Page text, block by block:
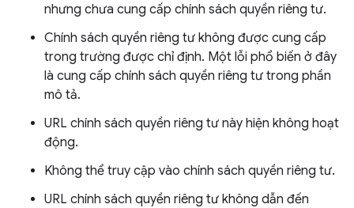
nhưng chưa cung cấp chính sách quyền riêng tư.
Chính sách quyền riêng tư không được cung cấp
trong trường được chỉ định. Một lỗi phổ biến ở đây
là cung cấp chính sách quyền riêng tư trong phần
mô tả.
URL chính sách quyền riêng tư này hiện không hoạt
động.
Không thể truy cập vào chính sách quyền riêng tư.
URL chính sách quyền riêng tư không dẫn đến